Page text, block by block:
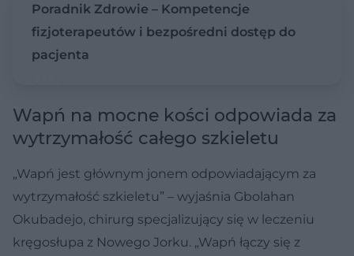
Poradnik Zdrowie – Kompetencje
fizjoterapeutów i bezpośredni dostęp do
pacjenta
Wapń na mocne kości odpowiada za
wytrzymałość całego szkieletu
„Wapń jest głównym jonem odpowiadającym za
wytrzymałość szkieletu” – wyjaśnia Gbolahan
Okubadejo, chirurg specjalizujący się w leczeniu
kręgosłupa z Nowego Jorku. „Wapń łączy się z